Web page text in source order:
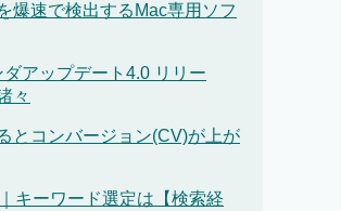
爆速で検出するMac専用ソフ
アップデート4.0 リリー
々
とコンバージョン(CV)が上が
キーワード選定は【検索経